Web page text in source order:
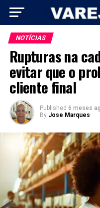
NOTÍCIAS
Rupturas na
evitar que o
cliente final
Published 6 meses
By Jose Marques